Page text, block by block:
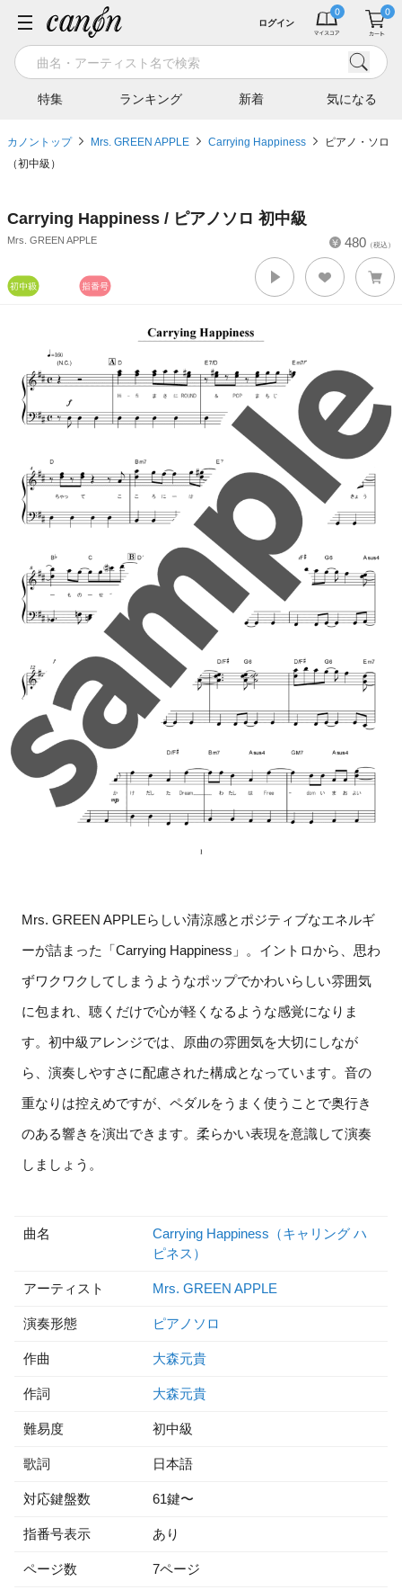
特集 ランキング 新着 気になる
ログイン
カノントップ Mrs. GREEN APPLE Carrying Happiness
ピアノ・ソロ
（初中級）
Carrying Happiness / ピアノソロ 初中級
Mrs. GREEN APPLE 480 （税込）
Mrs. GREEN APPLEらしい清涼感とポジティブなエネルギ
ーが詰まった「Carrying Happiness」。イントロから、思わ
ずワクワクしてしまうようなポップでかわいらしい雰囲気
に包まれ、聴くだけで心が軽くなるような感覚になりま
す。初中級アレンジでは、原曲の雰囲気を大切にしなが
ら、演奏しやすさに配慮された構成となっています。音の
重なりは控えめですが、ペダルをうまく使うことで奥行き
のある響きを演出できます。柔らかい表現を意識して演奏
しましょう。
曲名
Carrying Happiness（キャリング ハ
ピネス）
アーティスト Mrs. GREEN APPLE
演奏形態 ピアノソロ
作曲 大森元貴
作詞 大森元貴
難易度 初中級
歌詞 日本語
対応鍵盤数 61鍵〜
指番号表示 あり
ページ数 7ページ